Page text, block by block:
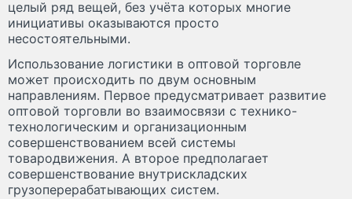
целый ряд вещей, без учёта которых многие
инициативы оказываются просто
несостоятельными.
Использование логистики в оптовой торговле
может происходить по двум основным
направлениям. Первое предусматривает развитие
оптовой торговли во взаимосвязи с технико-
технологическим и организационным
совершенствованием всей системы
товародвижения. А второе предполагает
совершенствование внутрискладских
грузоперерабатывающих систем.